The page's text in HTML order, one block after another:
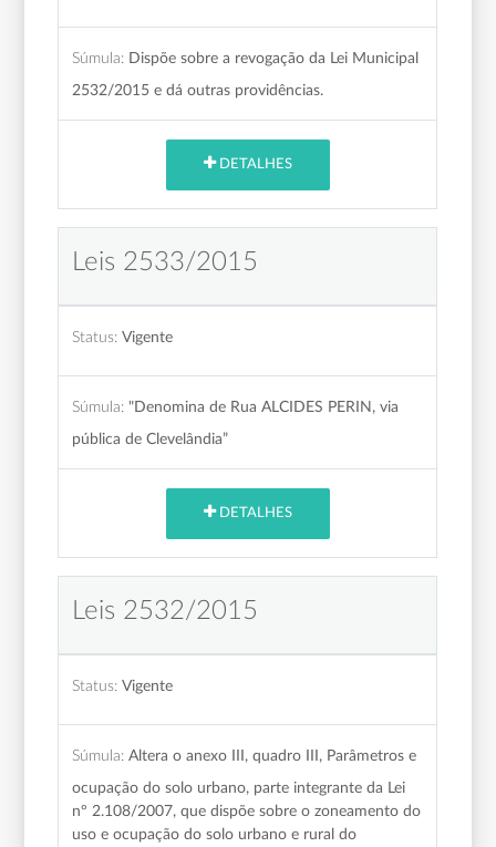
Súmula: Dispõe sobre a revogação da Lei Municipal
2532/2015 e dá outras providências.
DETALHES
Leis 2533/2015
Status: Vigente
Súmula: "Denomina de Rua ALCIDES PERIN, via
pública de Clevelândia”
DETALHES
Leis 2532/2015
Status: Vigente
Súmula: Altera o anexo III, quadro III, Parâmetros e
ocupação do solo urbano, parte integrante da Lei
nº 2.108/2007, que dispõe sobre o zoneamento do
uso e ocupação do solo urbano e rural do